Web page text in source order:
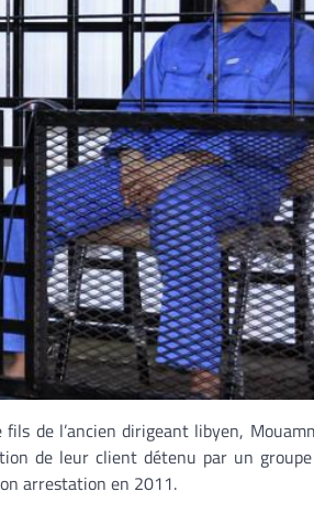
de l’ancien dirigeant libyen,
de leur client détenu par un
arrestation en 2011.